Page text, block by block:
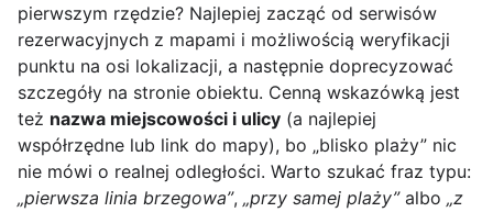
pierwszym rzędzie? Najlepiej zacząć od serwisów
rezerwacyjnych z mapami i możliwością weryfikacji
punktu na osi lokalizacji, a następnie doprecyzować
szczegóły na stronie obiektu. Cenną wskazówką jest
też nazwa miejscowości i ulicy (a najlepiej
współrzędne lub link do mapy), bo „blisko plaży” nic
nie mówi o realnej odległości. Warto szukać fraz typu:
„pierwsza linia brzegowa”, „przy samej plaży”albo „z